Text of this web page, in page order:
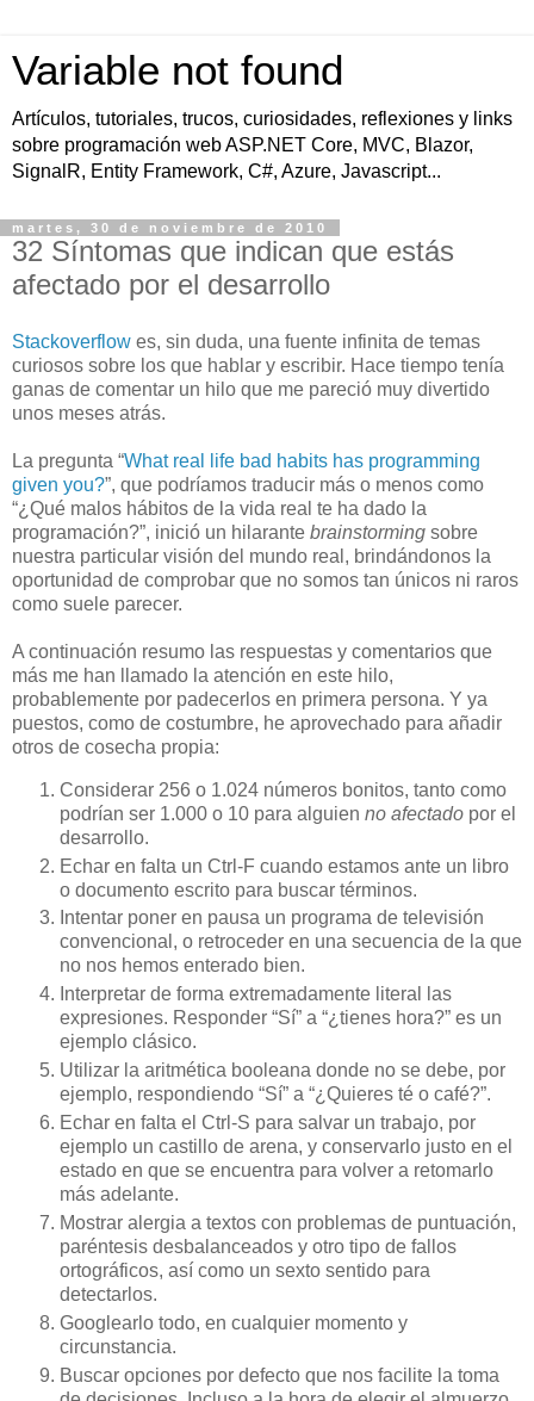
Variable not found
Artículos, tutoriales, trucos, curiosidades, reflexiones y links
sobre programación web ASP.NET Core, MVC, Blazor,
SignalR, Entity Framework, C#, Azure, Javascript...
martes, 30 de noviembre de 2010
32 Síntomas que indican que estás
afectado por el desarrollo
Stackoverflow es, sin duda, una fuente infinita de temas
curiosos sobre los que hablar y escribir. Hace tiempo tenía
ganas de comentar un hilo que me pareció muy divertido
unos meses atrás.
La pregunta “What real life bad habits has programming
given you?”, que podríamos traducir más o menos como
“¿Qué malos hábitos de la vida real te ha dado la
programación?”, inició un hilarante brainstorming sobre
nuestra particular visión del mundo real, brindándonos la
oportunidad de comprobar que no somos tan únicos ni raros
como suele parecer.
A continuación resumo las respuestas y comentarios que
más me han llamado la atención en este hilo,
probablemente por padecerlos en primera persona. Y ya
puestos, como de costumbre, he aprovechado para añadir
otros de cosecha propia:
Considerar 256 o 1.024 números bonitos, tanto como
podrían ser 1.000 o 10 para alguien no afectado por el
desarrollo.
Echar en falta un Ctrl-F cuando estamos ante un libro
o documento escrito para buscar términos.
Intentar poner en pausa un programa de televisión
convencional, o retroceder en una secuencia de la que
no nos hemos enterado bien.
Interpretar de forma extremadamente literal las
expresiones. Responder “Sí” a “¿tienes hora?” es un
ejemplo clásico.
Utilizar la aritmética booleana donde no se debe, por
ejemplo, respondiendo “Sí” a “¿Quieres té o café?”.
Echar en falta el Ctrl-S para salvar un trabajo, por
ejemplo un castillo de arena, y conservarlo justo en el
estado en que se encuentra para volver a retomarlo
más adelante.
Mostrar alergia a textos con problemas de puntuación,
paréntesis desbalanceados y otro tipo de fallos
ortográficos, así como un sexto sentido para
detectarlos.
Googlearlo todo, en cualquier momento y
circunstancia.
Buscar opciones por defecto que nos facilite la toma